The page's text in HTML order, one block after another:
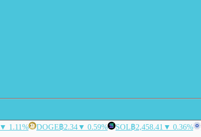
▼ 1.11% DOGE฿2.34▼ 0.59% SOL฿2,458.41 ▼ 0.36%